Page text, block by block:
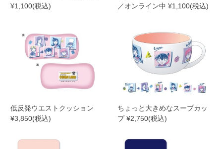
¥1,100(税込)
／オンライン中 ¥1,100(税込)
低反発ウエストクッション
¥3,850(税込)
ちょっと大きめなスープカッ
プ ¥2,750(税込)